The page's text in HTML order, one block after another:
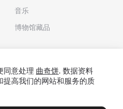
音乐
博物馆藏品
同意处理 曲奇饼. 数据资料
高我们的网站和服务的质